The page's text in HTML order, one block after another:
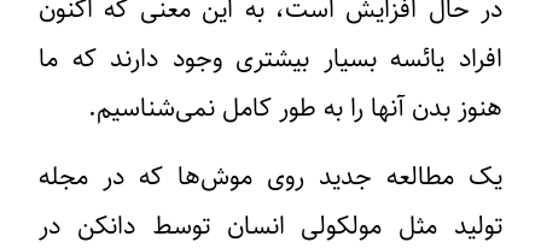
در حال افزایش است، به این معنی که اکنون
افراد یائسه بسیار بیشتری وجود دارند که ما
هنوز بدن آنها را به طور کامل نمی‌شناسیم.
یک مطالعه جدید روی موش‌ها که در مجله
تولید مثل مولکولی انسان توسط دانکن در